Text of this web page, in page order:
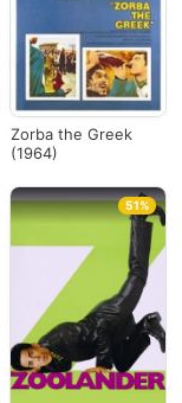
Zorba the Greek
(1964)
51%